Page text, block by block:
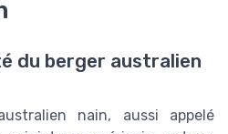
du berger australien
nain, aussi appelé